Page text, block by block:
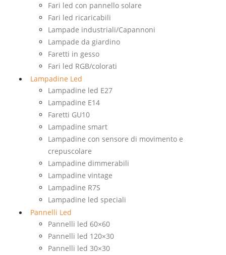
Fari led con pannello solare
Fari led ricaricabili
Lampade industriali/Capannoni
Lampade da giardino
Faretti in gesso
Fari led RGB/colorati
Lampadine Led
Lampadine led E27
Lampadine E14
Faretti GU10
Lampadine smart
Lampadine con sensore di movimento e
crepuscolare
Lampadine dimmerabili
Lampadine vintage
Lampadine R7S
Lampadine led speciali
Pannelli Led
Pannelli led 60×60
Pannelli led 120×30
Pannelli led 30×30